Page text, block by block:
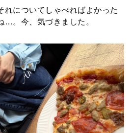
れについてしゃべればよかった
…。今、気づきました。